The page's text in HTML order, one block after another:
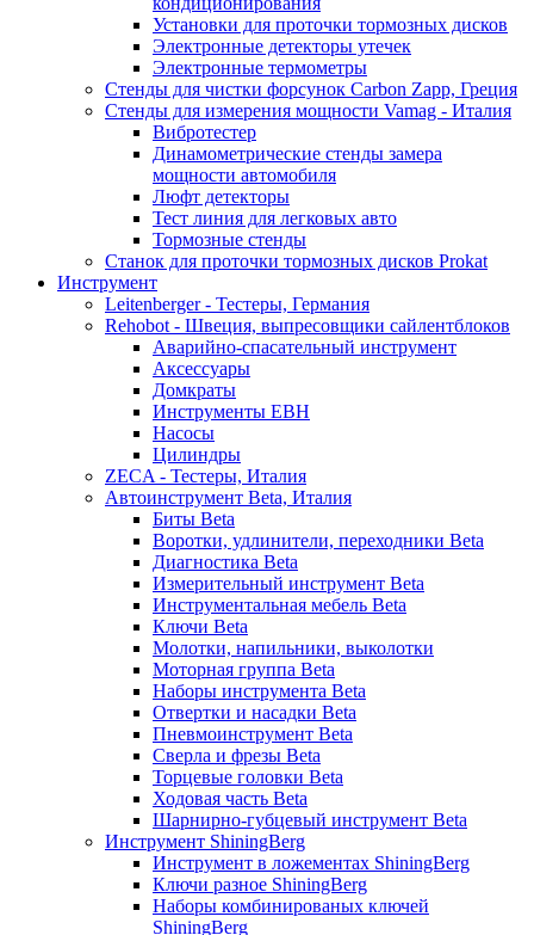
Установки для проточки тормозных дисков
Электронные детекторы утечек
Электронные термометры
Стенды для чистки форсунок Carbon Zapp, Греция
Стенды для измерения мощности Vamag - Италия
Вибротестер
Динамометрические стенды замера
мощности автомобиля
Люфт детекторы
Тест линия для легковых авто
Тормозные стенды
Станок для проточки тормозных дисков Prokat
Инструмент
Leitenberger - Тестеры, Германия
Rehobot - Швеция, выпресовщики сайлентблоков
Аварийно-спасательный инструмент
Аксессуары
Домкраты
Инструменты EBH
Насосы
Цилиндры
ZECA - Тестеры, Италия
Автоинструмент Beta, Италия
Биты Beta
Воротки, удлинители, переходники Beta
Диагностика Beta
Измерительный инструмент Beta
Инструментальная мебель Beta
Ключи Beta
Молотки, напильники, выколотки
Моторная группа Beta
Наборы инструмента Beta
Отвертки и насадки Beta
Пневмоинструмент Beta
Сверла и фрезы Beta
Торцевые головки Beta
Ходовая часть Beta
Шарнирно-губцевый инструмент Beta
Инструмент ShiningBerg
Инструмент в ложементах ShiningBerg
Ключи разное ShiningBerg
Наборы комбинированых ключей
ShiningBerg